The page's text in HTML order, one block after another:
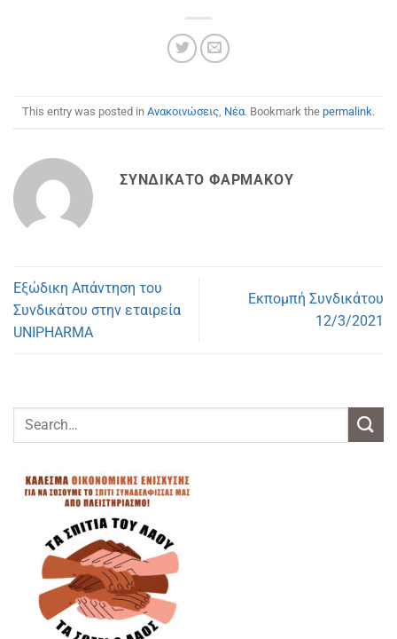
This entry was posted in Ανακοινώσεις Νέα. Bookmark the permalink.
ΣΥΝΔΙΚΆΤΟ ΦΑΡΜΆΚΟΥ
Εξώδικη Απάντηση του
Συνδικάτου στην εταιρεία
UNIPHARMA
Εκπομπή Συνδικάτου
12/3/2021